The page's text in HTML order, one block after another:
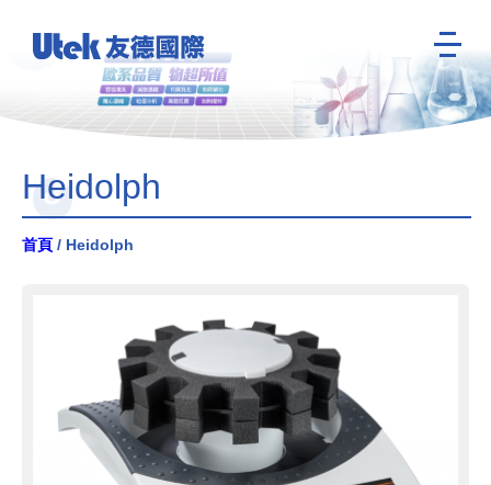
Heidolph
首頁 / Heidolph